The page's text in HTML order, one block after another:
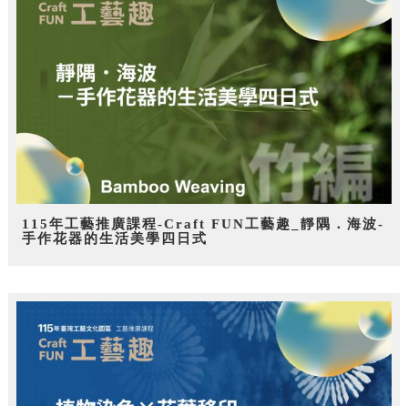
115年工藝推廣課程-Craft FUN工藝趣_靜隅．海波-
手作花器的生活美學四日式